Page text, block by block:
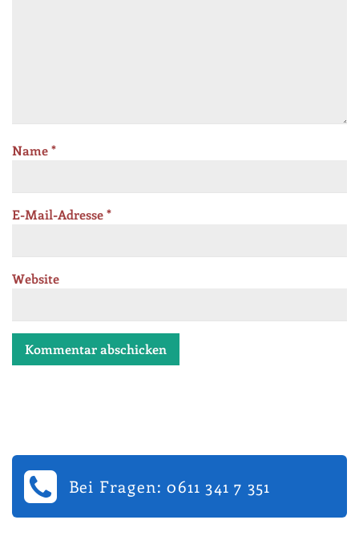
Name*
E-Mail-Adresse*
Website
Bei Fragen: 0611 341 7 351